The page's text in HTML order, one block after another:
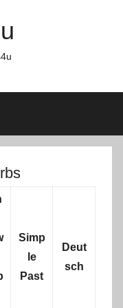
Simp
le
Past
Deut
sch